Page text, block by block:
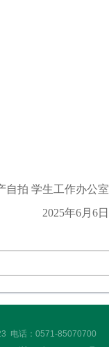
自拍 学生工作办公室
2025年6月6日
电话：0571-85070700